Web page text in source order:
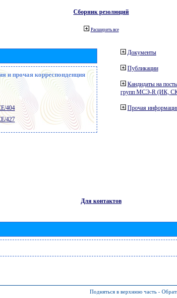
Сборник резолюций
Расширить все
и прочая корреспонденция
404
427
Документы
Публикации
Кандидаты на
групп МСЭ-R (ИК,
Прочая
Для контактов
Подняться в верхнюю часть -